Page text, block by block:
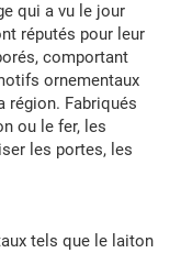
qui a vu le jour
réputés pour leur
comportant
ornementaux
région. Fabriqués
ou le fer, les
les portes, les
tels que le laiton